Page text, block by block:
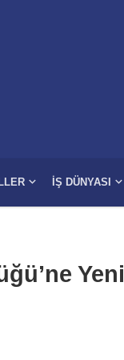
İŞ DÜNYASI
Yeni